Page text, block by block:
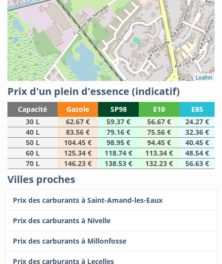
Leaflet
Prix d'un plein d'essence (indicatif)
Capacité Gazole SP98 E10
E85
30 L
62.67 € 59.37 € 56.67 €
24.27 €
40 L
83.56 € 79.16 € 75.56 €
32.36 €
50 L
104.45 € 98.95 € 94.45 €
40.45 €
60 L
125.34 € 118.74 € 113.34 €
48.54 €
70 L
146.23 € 138.53 € 132.23 € 56.63 €
Villes proches
Prix des carburants à Saint-Amand-les-Eaux
Prix des carburants à Nivelle
Prix des carburants à Millonfosse
Prix des carburants à Lecelles